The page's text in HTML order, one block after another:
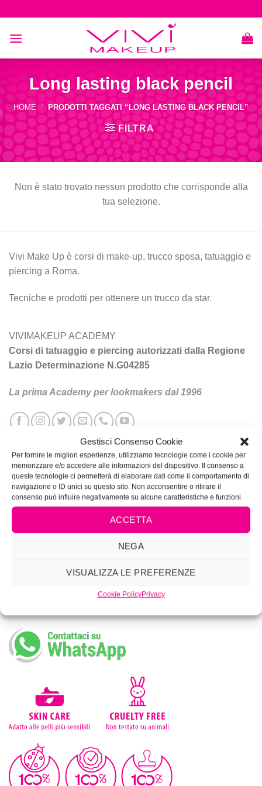
Gestisci Consenso Cookie
Per fornire le migliori esperienze, utilizziamo tecnologie come i cookie per
memorizzare e/o accedere alle informazioni del dispositivo. Il consenso a
queste tecnologie ci permetterà di elaborare dati come il comportamento di
navigazione o ID unici su questo sito. Non acconsentire o ritirare il
consenso può influire negativamente su alcune caratteristiche e funzioni.
ACCETTA
NEGA
VISUALIZZA LE PREFERENZE
Cookie PolicyPrivacy
content
Long lasting black pencil
HOME / PRODOTTI TAGGATI “LONG LASTING BLACK PENCIL”
FILTRA
Non è stato trovato nessun prodotto che corrisponde alla
tua selezione.
Vivi Make Up è corsi di make-up, trucco sposa, tatuaggio e
piercing a Roma.
Tecniche e prodotti per ottenere un trucco da star.
VIVIMAKEUP ACADEMY
Corsi di tatuaggio e piercing autorizzati dalla Regione
Lazio Determinazione N.G04285
La prima Academy per lookmakers dal 1996
Iscriviti alla nostra newsletter